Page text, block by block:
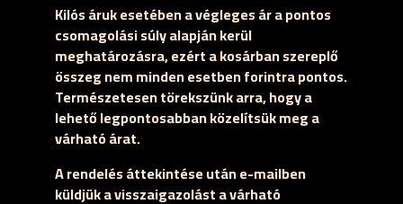
Kilós áruk esetében a végleges ár a pontos
csomagolási súly alapján kerül
meghatározásra, ezért a kosárban szereplő
összeg nem minden esetben forintra pontos.
Természetesen törekszünk arra, hogy a
lehető legpontosabban közelítsük meg a
várható árat.
A rendelés áttekintése után e-mailben
küldjük a visszaigazolást a várható